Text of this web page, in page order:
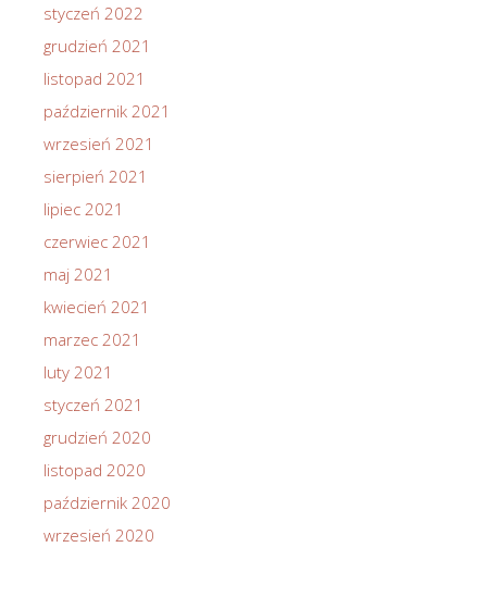
styczeń 2022
grudzień 2021
listopad 2021
październik 2021
wrzesień 2021
sierpień 2021
lipiec 2021
czerwiec 2021
maj 2021
kwiecień 2021
marzec 2021
luty 2021
styczeń 2021
grudzień 2020
listopad 2020
październik 2020
wrzesień 2020